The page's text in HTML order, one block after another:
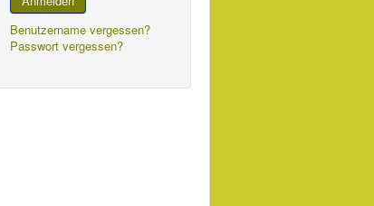
Benutzername vergessen?
Passwort vergessen?